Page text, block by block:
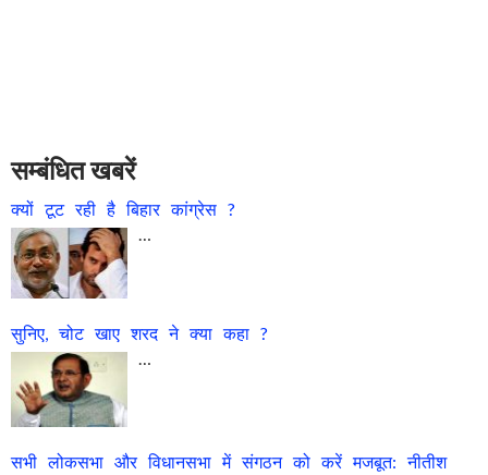
सम्बंधित खबरें
क्यों टूट रही है बिहार कांग्रेस ?
…
सुनिए, चोट खाए शरद ने क्या कहा ?
सभी लोकसभा और विधानसभा में संगठन को करें मजबूत: नीतीश